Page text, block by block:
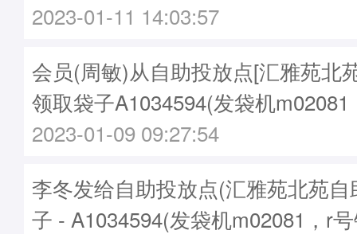
2023-01-11 14:03:57
会员(周敏)从自助投放点[汇雅苑北
领取袋子A1034594(发袋机
2023-01-09 09:27:54
李冬发给自助投放点(汇雅苑北苑
子 - A1034594(发袋机m02081，r